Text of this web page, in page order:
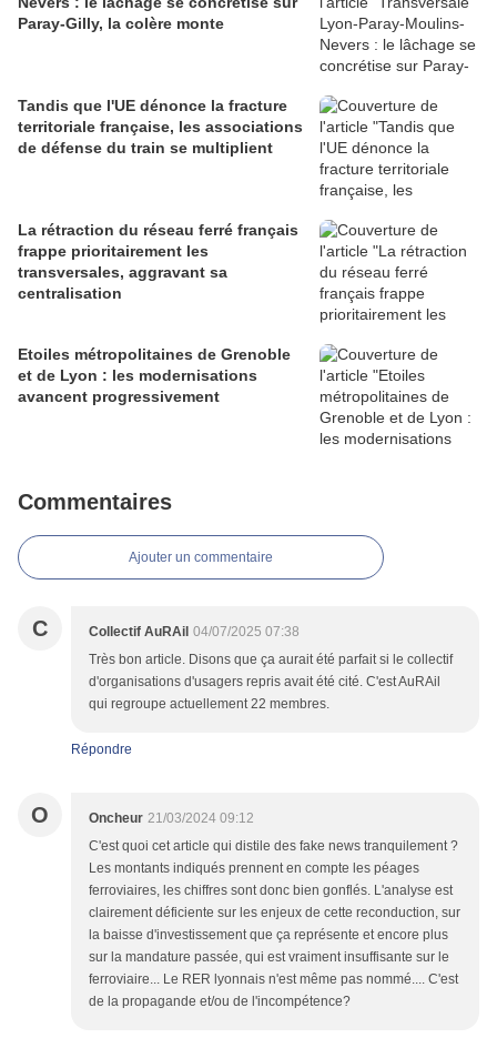
Paray-Gilly, la colère monte
Tandis que l'UE dénonce la fracture
territoriale française, les associations
de défense du train se multiplient
La rétraction du réseau ferré français
frappe prioritairement les
transversales, aggravant sa
centralisation
Etoiles métropolitaines de Grenoble
et de Lyon : les modernisations
avancent progressivement
Commentaires
Ajouter un commentaire
C Collectif AuRAil 04/07/2025 07:38
Très bon article. Disons que ça aurait été parfait si le collectif
d'organisations d'usagers repris avait été cité. C'est AuRAil
qui regroupe actuellement 22 membres.
Répondre
O Oncheur 21/03/2024 09:12
C'est quoi cet article qui distile des fake news tranquilement ?
Les montants indiqués prennent en compte les péages
ferroviaires, les chiffres sont donc bien gonflés. L'analyse est
clairement déficiente sur les enjeux de cette reconduction, sur
la baisse d'investissement que ça représente et encore plus
sur la mandature passée, qui est vraiment insuffisante sur le
ferroviaire... Le RER lyonnais n'est même pas nommé.... C'est
de la propagande et/ou de l'incompétence?